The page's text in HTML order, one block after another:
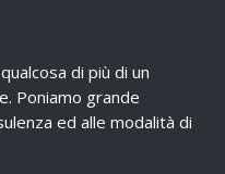
di più di un
Poniamo grande
ed alle modalità di